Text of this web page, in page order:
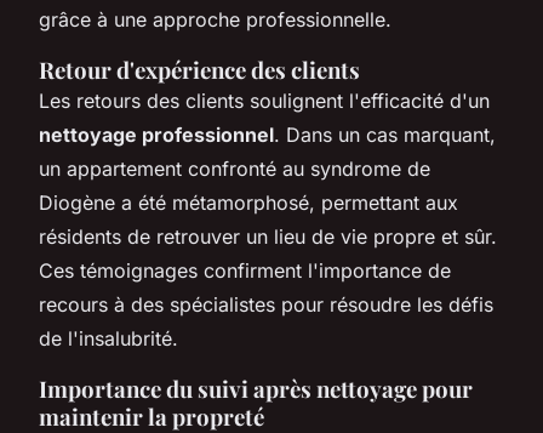
grâce à une approche professionnelle.
Retour d'expérience des clients
Les retours des clients soulignent l'efficacité d'un
nettoyage professionnel. Dans un cas marquant,
un appartement confronté au syndrome de
Diogène a été métamorphosé, permettant aux
résidents de retrouver un lieu de vie propre et sûr.
Ces témoignages confirment l'importance de
recours à des spécialistes pour résoudre les défis
de l'insalubrité.
Importance du suivi après nettoyage pour
maintenir la propreté